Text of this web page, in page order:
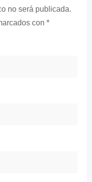
no será publicada.
con *